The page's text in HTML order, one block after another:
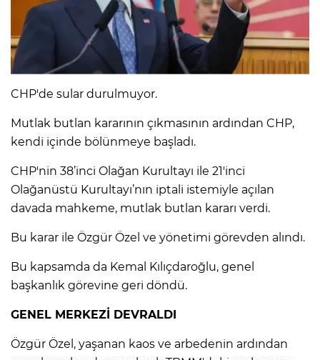
CHP'de sular durulmuyor.
Mutlak butlan kararının çıkmasının ardından CHP,
kendi içinde bölünmeye başladı.
CHP'nin 38’inci Olağan Kurultayı ile 21'inci
Olağanüstü Kurultayı’nın iptali istemiyle açılan
davada mahkeme, mutlak butlan kararı verdi.
Bu karar ile Özgür Özel ve yönetimi görevden alındı.
Bu kapsamda da Kemal Kılıçdaroğlu, genel
başkanlık görevine geri döndü.
GENEL MERKEZİ DEVRALDI
Özgür Özel, yaşanan kaos ve arbedenin ardından